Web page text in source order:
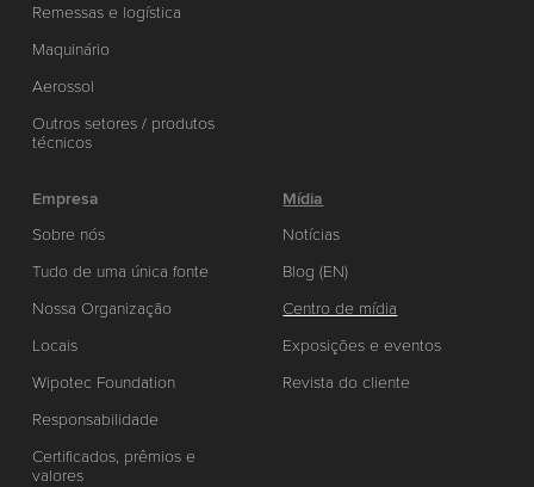
Remessas e logística
Maquinário
Aerossol
Outros setores / produtos
técnicos
Empresa
Sobre nós
Tudo de uma única fonte
Nossa Organização
Locais
Wipotec Foundation
Responsabilidade
Certificados, prêmios e
valores
Mídia
Notícias
Blog (EN)
Centro de mídia
Exposições e eventos
Revista do cliente